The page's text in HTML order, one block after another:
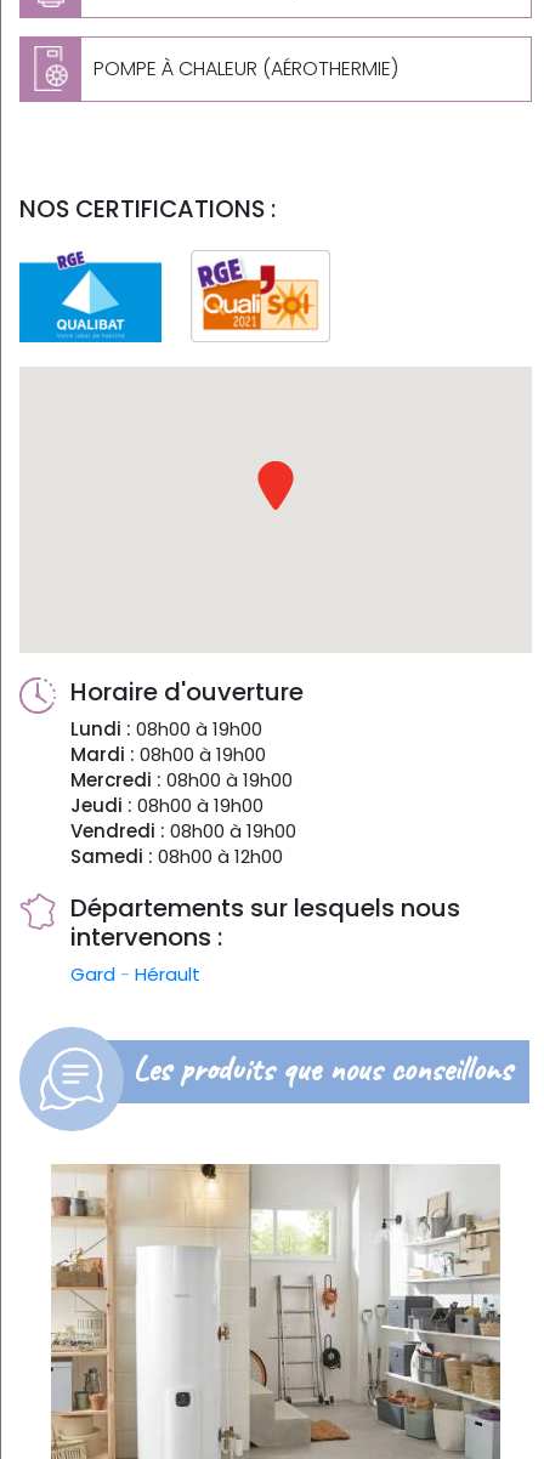
POMPE À CHALEUR (AÉROTHERMIE)
NOS CERTIFICATIONS :
Horaire d'ouverture
Lundi : 08h00 à 19h00
Mardi : 08h00 à 19h00
Mercredi : 08h00 à 19h00
Jeudi : 08h00 à 19h00
Vendredi : 08h00 à 19h00
Samedi : 08h00 à 12h00
Départements sur lesquels nous
intervenons :
Gard - Hérault
Les produits que nous conseillons